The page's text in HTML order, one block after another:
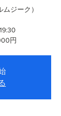
ジーク）